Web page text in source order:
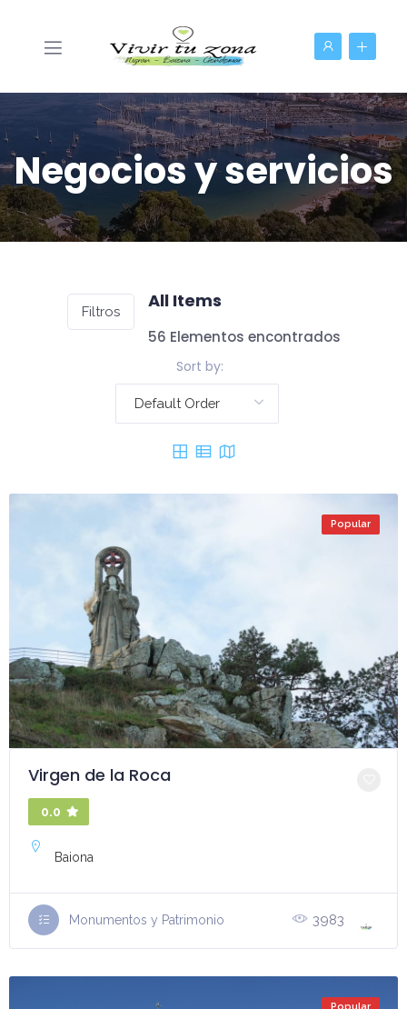
Negocios y servicios
Filtros All Items
56 Elementos encontrados
Sort by:
Default Order
Popular
Virgen de la Roca
0.0
Baiona
Monumentos y Patrimonio 3983
Popular